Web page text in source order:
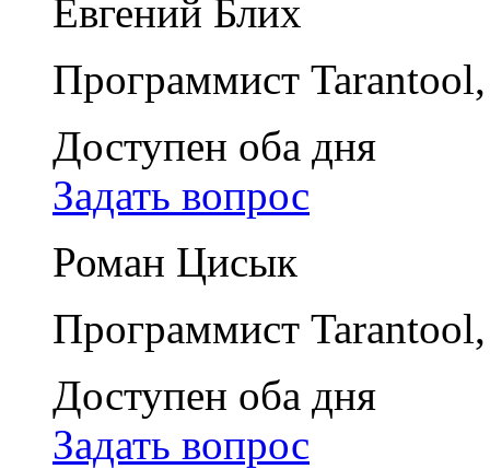
Евгений Блих
Программист
Доступен оба дня
Задать вопрос
Роман Цисык
Программист
Доступен оба дня
Задать вопрос